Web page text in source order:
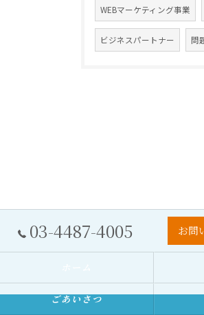
WEBマーケティング事業
ビジネスパートナー 問
03-4487-4005 お問
ごあいさつ